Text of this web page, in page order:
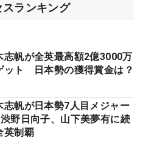
スランキング
志帆が全英最高額2億3000万
ット 日本勢の獲得賞金は？
志帆が日本勢7人目メジャー
野日向子、山下美夢有に続
英制覇